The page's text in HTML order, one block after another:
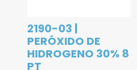
2190-03 |
PERÓXIDO DE
HIDROGENO 30% 8
PT